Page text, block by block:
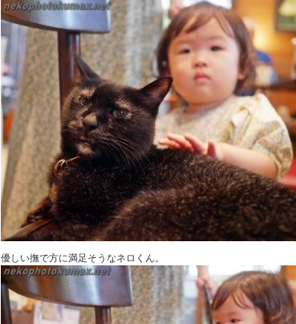
優しい撫で方に満足そうなネロくん。